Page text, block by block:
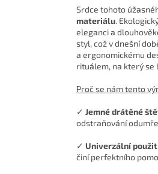
Srdce tohoto
materiálu.
eleganci a
styl, což v dnešní
a ergonomickému
rituálem, na který se
Proč se nám tento
✓ Jemné drátěné
odstraňování
✓ Univerzální
činí perfektního